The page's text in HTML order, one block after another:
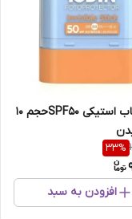
ضد آفتاب استیکی SPF50حجم 10
33%
افزودن به سبد